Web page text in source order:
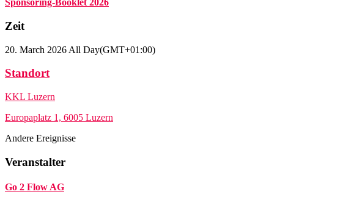
Sponsoring-Booklet 2026
Zeit
20. March 2026 All Day(GMT+01:00)
Standort
KKL Luzern
Europaplatz 1, 6005 Luzern
Andere Ereignisse
Veranstalter
Go 2 Flow AG